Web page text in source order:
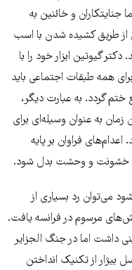
جنایتکاران و خائنین به
از طریق کشیده شدن با اسب
گیوتین ابزار خود را با
همه طبقات اجتماعی باید
گردد. به عبارت دیگر،
به عنوان وسیله‌ای برای
فراوان بر پایه
خشونت و وحشت بدل شود.
می‌توان رد بسیاری از
مرسوم در فرانسه یافت.
داشت اما در جنگ الجزایر
بیژار از تکنیک انداختن